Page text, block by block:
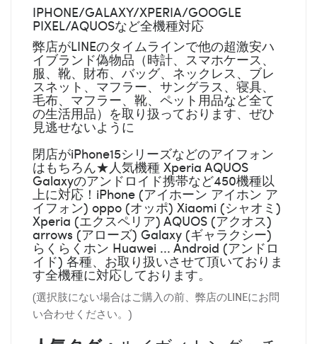
IPHONE/GALAXY/XPERIA/GOOGLE
PIXEL/AQUOSなど全機種対応
弊店がLINEのタイムラインで他の超激安ハ
イブランド偽物品（時計、スマホケース、
服、靴、財布、バッグ、ネックレス、ブレ
スネット、マフラー、サングラス、寝具、
毛布、マフラー、靴、ペット用品など全て
の生活用品）を取り扱っております、ぜひ
見逃せないように
閉店がiPhone15シリーズなどのアイフォン
はもちろん★人気機種 Xperia AQUOS
Galaxyのアンドロイド携帯など450機種以
上に対応！iPhone (アイホーン アイホン ア
イフォン) oppo (オッポ) Xiaomi (シャオミ)
Xperia (エクスペリア) AQUOS (アクオス)
arrows (アローズ) Galaxy (ギャラクシー)
らくらくホン Huawei ... Android (アンドロ
イド) 各種、お取り扱いさせて頂いておりま
す全機種に対応しております。
(選択肢にない場合はご購入の前、弊店のLINEにお問
い合わせください。)